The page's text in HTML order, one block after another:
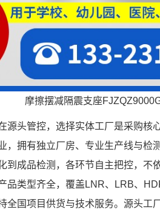
摩擦摆减隔震支座
源头管控，选择实体工厂是采购核
，拥有独立厂房、专业生产线与检
到成品检测，各环节自主把控，不
品类型齐全，覆盖LNR、LRB、
全国项目供货与技术服务。源头工